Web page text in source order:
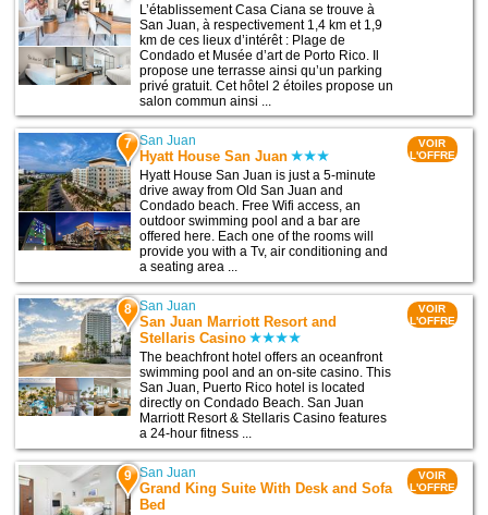
L’établissement Casa Ciana se trouve à
San Juan, à respectivement 1,4 km et 1,9
km de ces lieux d’intérêt : Plage de
Condado et Musée d’art de Porto Rico. Il
propose une terrasse ainsi qu’un parking
privé gratuit. Cet hôtel 2 étoiles propose un
salon commun ainsi ...
7 San Juan
Hyatt House San Juan
Hyatt House San Juan is just a 5-minute
drive away from Old San Juan and
Condado beach. Free Wifi access, an
outdoor swimming pool and a bar are
offered here. Each one of the rooms will
provide you with a Tv, air conditioning and
a seating area ...
VOIR
L'OFFRE
8 San Juan
San Juan Marriott Resort and
Stellaris Casino
The beachfront hotel offers an oceanfront
swimming pool and an on-site casino. This
San Juan, Puerto Rico hotel is located
directly on Condado Beach. San Juan
Marriott Resort & Stellaris Casino features
a 24-hour fitness ...
VOIR
L'OFFRE
9 San Juan
Grand King Suite With Desk and Sofa
Bed
VOIR
L'OFFRE